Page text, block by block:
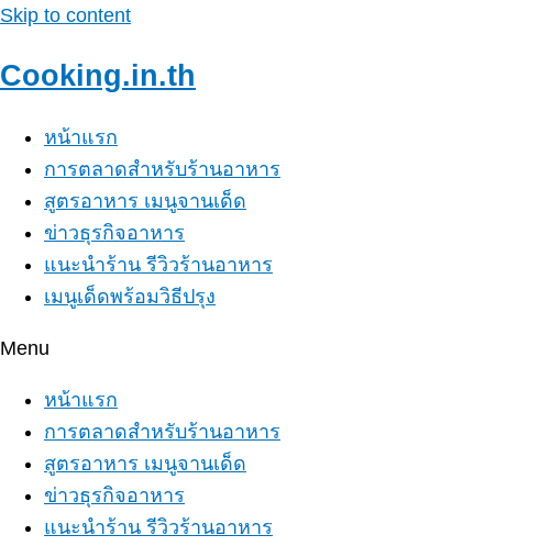
Skip to content
Cooking.in.th
หน้าแรก
การตลาดสำหรับร้านอาหาร
สูตรอาหาร เมนูจานเด็ด
ข่าวธุรกิจอาหาร
แนะนำร้าน รีวิวร้านอาหาร
เมนูเด็ดพร้อมวิธีปรุง
Menu
หน้าแรก
การตลาดสำหรับร้านอาหาร
สูตรอาหาร เมนูจานเด็ด
ข่าวธุรกิจอาหาร
แนะนำร้าน รีวิวร้านอาหาร